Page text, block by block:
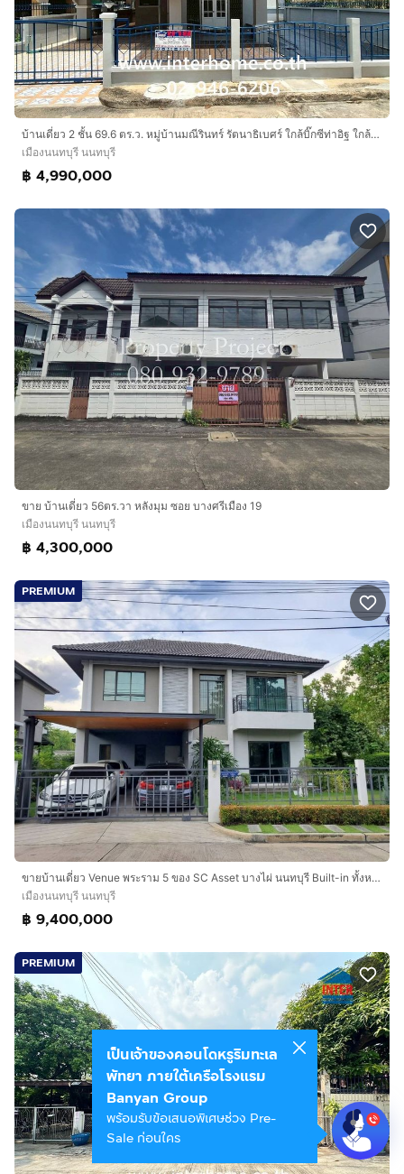
บ้านเดี่ยว 2 ชั้น 69.6 ตร.ว. หมู่บ้านมณีรินทร์ รัตนาธิเบศร์ ใกล้บิ๊กซีท่าอิฐ ใกล้โลตัส นอร์ธ ราชพฤกษ์ ซอยท่าอิฐ-ไทรม้า ถนนรัตนาธิเบศร์
เมืองนนทบุรี นนทบุรี
฿ 4,990,000
ขาย บ้านเดี่ยว 56ตร.วา หลังมุม ซอย บางศรีเมือง 19
เมืองนนทบุรี นนทบุรี
฿ 4,300,000
PREMIUM
ขายบ้านเดี่ยว Venue พระราม 5 ของ SC Asset บางไผ่ นนทบุรี Built-in ทั้งหลัง ใกล้ MRT แยกติวานนท์และทางด่วน บ้านหัวหลังมุม
เมืองนนทบุรี นนทบุรี
฿ 9,400,000
PREMIUM
เป็นเจ้าของคอนโดหรูริมทะเล
พัทยา ภายใต้เครือโรงแรม
Banyan Group
พร้อมรับข้อเสนอพิเศษช่วง Pre-
Sale ก่อนใคร